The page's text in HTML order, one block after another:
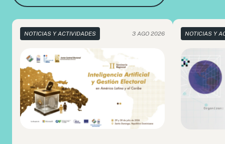
NOTICIAS Y ACTIVIDADES 3 AGO 2026 NOTICIAS Y